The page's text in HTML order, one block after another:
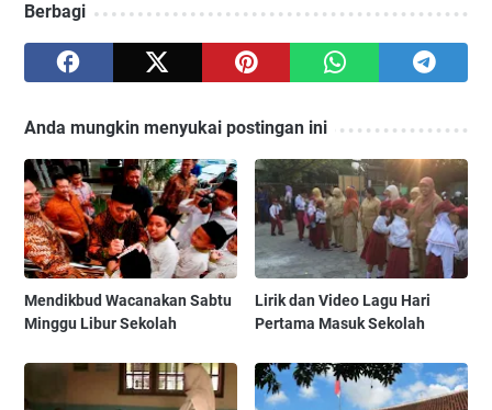
Berbagi
Anda mungkin menyukai postingan ini
Mendikbud Wacanakan Sabtu
Minggu Libur Sekolah
Lirik dan Video Lagu Hari
Pertama Masuk Sekolah